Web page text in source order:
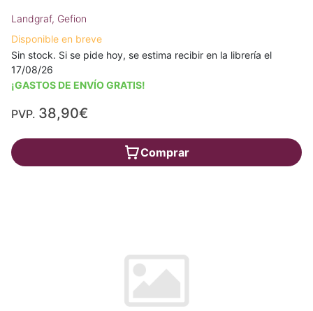
Landgraf, Gefion
Disponible en breve
Sin stock. Si se pide hoy, se estima recibir en la librería el
17/08/26
¡GASTOS DE ENVÍO GRATIS!
PVP. 38,90€
Comprar